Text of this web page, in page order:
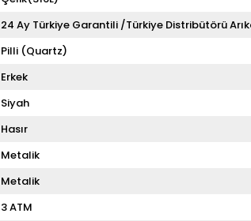
24 Ay Türkiye Garantili /Türkiye Distribütörü
Pilli (Quartz)
Erkek
Siyah
Hasır
Metalik
Metalik
3 ATM